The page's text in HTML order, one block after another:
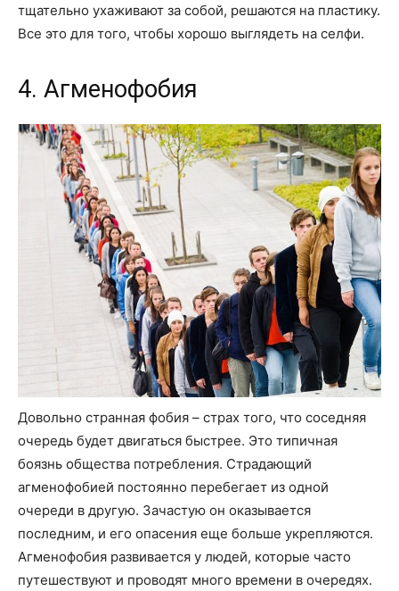
тщательно ухаживают за собой, решаются на пластику.
Все это для того, чтобы хорошо выглядеть на селфи.
4. Агменофобия
Довольно странная фобия – страх того, что соседняя
очередь будет двигаться быстрее. Это типичная
боязнь общества потребления. Страдающий
агменофобией постоянно перебегает из одной
очереди в другую. Зачастую он оказывается
последним, и его опасения еще больше укрепляются.
Агменофобия развивается у людей, которые часто
путешествуют и проводят много времени в очередях.